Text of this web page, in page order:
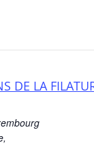
DE LA
,